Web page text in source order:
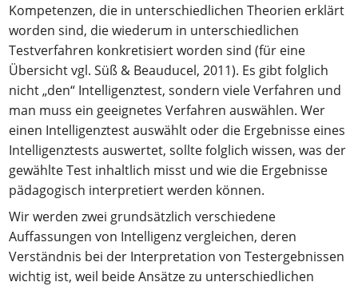
Kompetenzen, die in unterschiedlichen Theorien erklärt
worden sind, die wiederum in unterschiedlichen
Testverfahren konkretisiert worden sind (für eine
Übersicht vgl. Süß & Beauducel, 2011). Es gibt folglich
nicht „den“ Intelligenztest, sondern viele Verfahren und
man muss ein geeignetes Verfahren auswählen. Wer
einen Intelligenztest auswählt oder die Ergebnisse eines
Intelligenztests auswertet, sollte folglich wissen, was der
gewählte Test inhaltlich misst und wie die Ergebnisse
pädagogisch interpretiert werden können.
Wir werden zwei grundsätzlich verschiedene
Auffassungen von Intelligenz vergleichen, deren
Verständnis bei der Interpretation von Testergebnissen
wichtig ist, weil beide Ansätze zu unterschiedlichen